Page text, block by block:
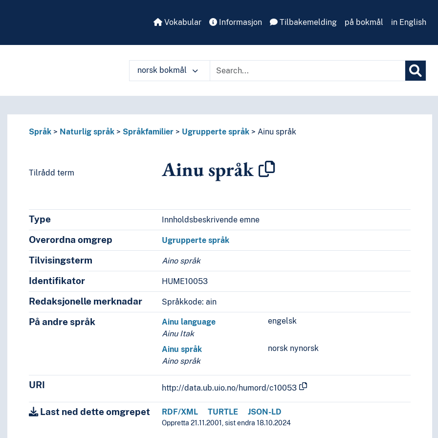
Vokabular Informasjon Tilbakemelding på bokmål in English
norsk bokmål
Språk Naturlig språk Språkfamilier Ugrupperte språk Ainu språk
Tilrådd term Ainu språk
Type Innholdsbeskrivende emne
Overordna omgrep Ugrupperte språk
Tilvisingsterm Aino språk
Identifikator HUME10053
Redaksjonelle merknadar Språkkode: ain
På andre språk engelsk
Ainu language
Ainu Itak
norsk nynorsk
Ainu språk
Aino språk
URI http://data.ub.uio.no/humord/c10053
Last ned dette omgrepet RDF/XML TURTLE JSON-LD
Oppretta 21.11.2001, sist endra 18.10.2024